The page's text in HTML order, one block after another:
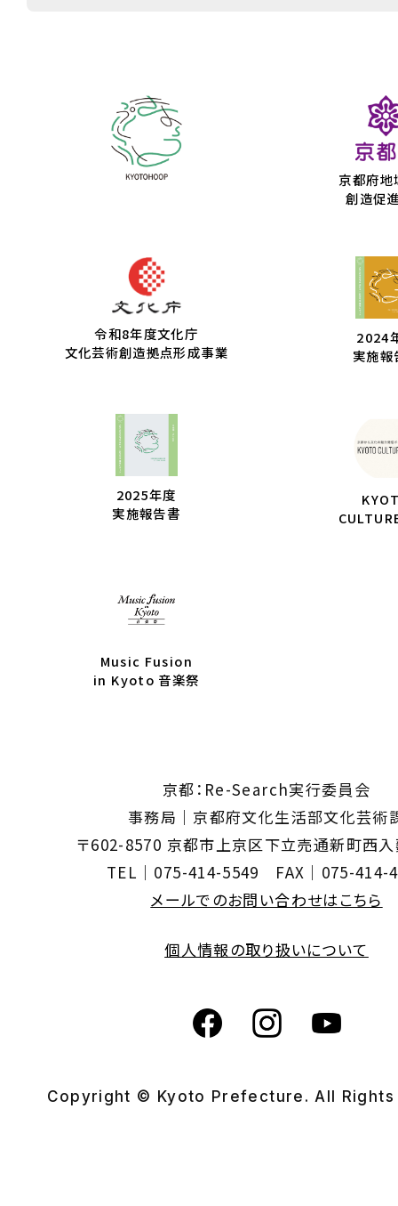
京都府地
創造促
令和8年度文化庁
文化芸術創造拠点形成事業
2024
実施報
2025年度
実施報告書
Music Fusion
in Kyoto 音楽祭
京都：Re-Search実行委員会
事務局｜京都府文化生活部文化芸術
〒602-8570 京都市上京区下立売通新町西入
TEL｜075-414-5549 FAX｜075-414-
メールでのお問い合わせはこちら
個人情報の取り扱いについて
Copyright © Kyoto Prefecture. All Rights